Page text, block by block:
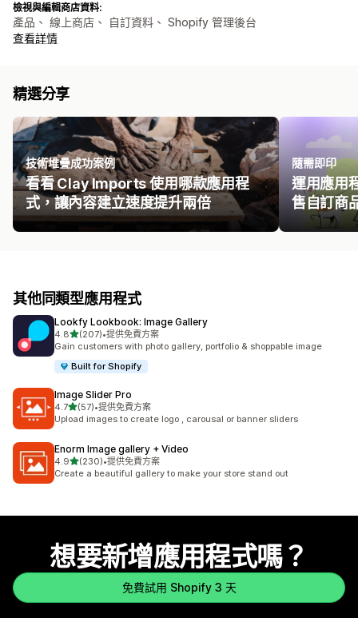
檢視與編輯商店資料:
產品、 線上商店、 自訂資料、 Shopify 管理後台
查看詳情
精選分享
技術堆疊成功案例
看看 Clay Imports 使用哪款應用程
式，讓內容建立速度提升兩倍
隨需即印
運用應用
售自訂商
其他同類型應用程式
Lookfy Lookbook: Image Gallery
4.8滿分 5 顆星
(207)
共有 207 則評價
•提供免費方案
Gain customers with photo gallery, portfolio & shoppable image
Built for Shopify
Image Slider Pro
4.7滿分 5 顆星
(57)
共有 57 則評價
•提供免費方案
Upload images to create logo , carousal or banner sliders
Enorm Image gallery + Video
4.9滿分 5 顆星
(230)
共有 230 則評價
•提供免費方案
Create a beautiful gallery to make your store stand out
想要新增應用程式嗎？
免費試用 Shopify 3 天